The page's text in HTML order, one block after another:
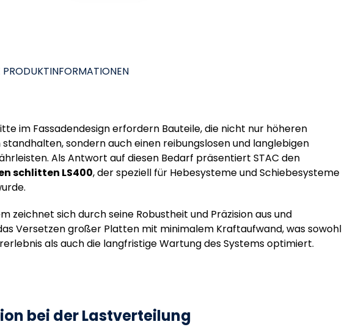
PRODUKTINFORMATIONEN
im Fassadendesign erfordern Bauteile, die nicht nur höheren
standhalten, sondern auch einen reibungslosen und langlebigen
Als Antwort auf diesen Bedarf präsentiert STAC den
schlitten LS400, der speziell für Hebesysteme und Schiebesysteme
zeichnet sich durch seine Robustheit und Präzision aus und
Versetzen großer Platten mit minimalem Kraftaufwand, was sowohl
als auch die langfristige Wartung des Systems optimiert.
bei der Lastverteilung